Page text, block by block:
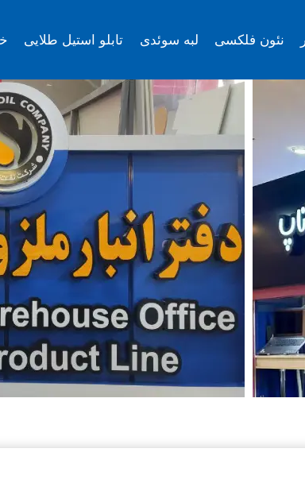
نئون فلکسی لبه سوئدی تابلو استیل طلایی